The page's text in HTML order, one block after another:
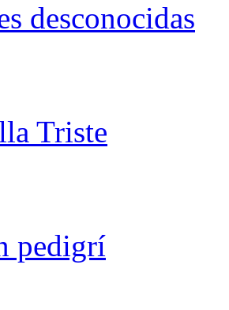
desconocidas
Triste
pedigrí